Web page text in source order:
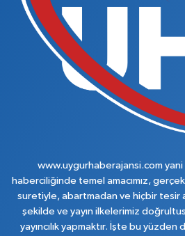
www.uygurhaberajansi.com
haberciliğinde temel amacımız,
suretiyle, abartmadan ve hiçbir tesir
şekilde ve yayın ilkelerimiz
yayıncılık yapmaktır. İşte bu yüzden